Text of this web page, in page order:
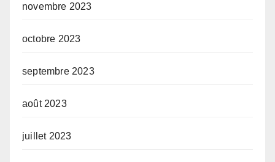
novembre 2023
octobre 2023
septembre 2023
août 2023
juillet 2023